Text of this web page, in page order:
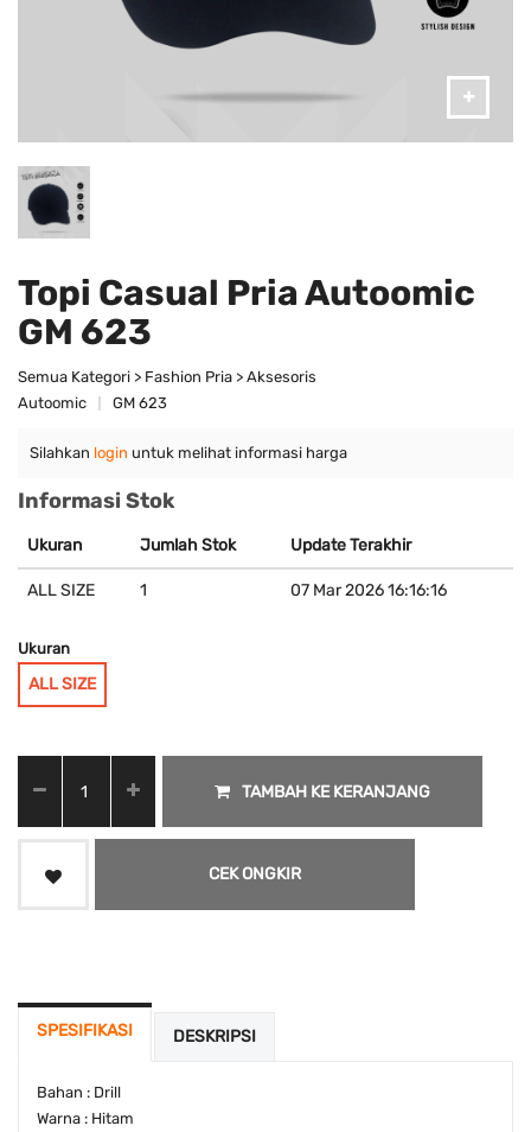
Topi Casual Pria Autoomic
GM 623
Semua Kategori > Fashion Pria > Aksesoris
Autoomic
GM 623
Silahkan login untuk melihat informasi harga
Informasi Stok
Ukuran Jumlah Stok Update Terakhir
ALL SIZE 1 07 Mar 2026 16:16:16
Ukuran
ALL SIZE
TAMBAH KE KERANJANG
CEK ONGKIR
SPESIFIKASI DESKRIPSI
Bahan : Drill
Warna : Hitam